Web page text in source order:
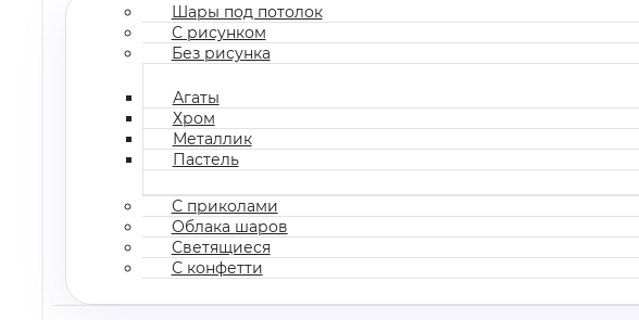
Шары под потолок
С рисунком
Без рисунка
Агаты
Хром
Металлик
Пастель
С приколами
Облака шаров
Светящиеся
С конфетти